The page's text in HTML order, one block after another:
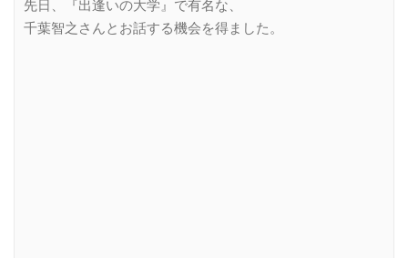
先日、『出逢いの大学』で有名な、
千葉智之さんとお話する機会を得ました。